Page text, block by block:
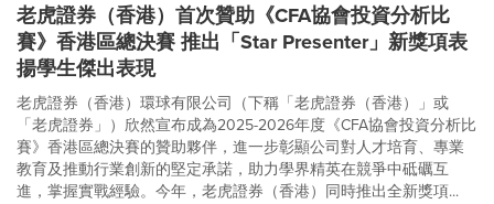
老虎證券（香港）首次贊助《CFA協會投資分析比
賽》香港區總決賽 推出「Star Presenter」新獎項表
揚學生傑出表現
老虎證券（香港）環球有限公司（下稱「老虎證券（香港）」或
「老虎證券」）欣然宣布成為2025-2026年度《CFA協會投資分析比
賽》香港區總決賽的贊助夥伴，進一步彰顯公司對人才培育、專業
教育及推動行業創新的堅定承諾，助力學界精英在競爭中砥礪互
進，掌握實戰經驗。今年，老虎證券（香港）同時推出全新獎項...